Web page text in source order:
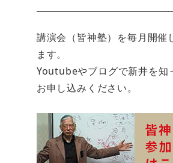
講演会（皆神塾）を毎月開催
ます。
Youtubeやブログで新井を知
お申し込みください。